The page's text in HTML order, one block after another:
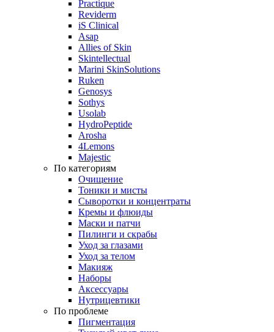
Practique
Reviderm
iS Clinical
Asap
Allies of Skin
Skintellectual
Marini SkinSolutions
Ruken
Genosys
Sothys
Usolab
HydroPeptide
Arosha
4Lemons
Majestic
По категориям
Очищение
Тоники и мисты
Сыворотки и концентраты
Кремы и флюиды
Маски и патчи
Пилинги и скрабы
Уход за глазами
Уход за телом
Макияж
Наборы
Аксессуары
Нутрицевтики
По проблеме
Пигментация